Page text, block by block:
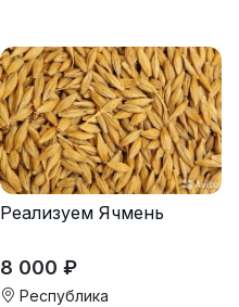
Реализуем Ячмень
8 000 ₽
Республика